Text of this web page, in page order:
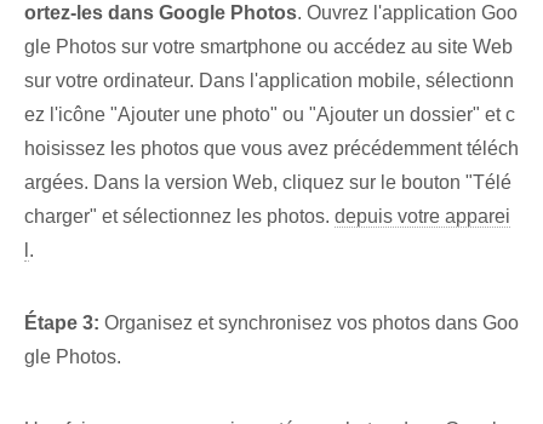
ortez-les dans Google Photos. Ouvrez l'application Goo
gle Photos sur votre smartphone ou accédez au site Web
sur votre ordinateur. Dans l'application mobile, sélectionn
ez l'icône "Ajouter une photo" ou "Ajouter un dossier" et c
hoisissez les photos que vous avez précédemment téléch
argées. Dans la version Web, cliquez sur le bouton "Télé
charger" et sélectionnez les photos. depuis votre apparei
.
Étape 3: Organisez et synchronisez vos photos dans Goo
gle Photos.